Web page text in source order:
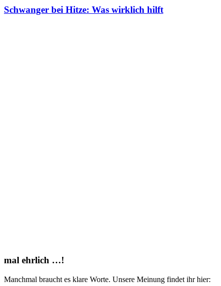
Schwanger bei Hitze: Was wirklich hilft
mal ehrlich …!
Manchmal braucht es klare Worte. Unsere Meinung findet ihr hier: